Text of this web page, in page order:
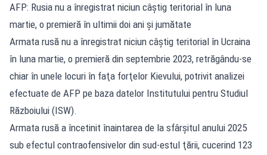
AFP: Rusia nu a înregistrat niciun câştig teritorial în luna
martie, o premieră în ultimii doi ani şi jumătate
Armata rusă nu a înregistrat niciun câştig teritorial în Ucraina
în luna martie, o premieră din septembrie 2023, retrăgându-se
chiar în unele locuri în faţa forţelor Kievului, potrivit analizei
efectuate de AFP pe baza datelor Institutului pentru Studiul
Războiului (ISW).
Armata rusă a încetinit înaintarea de la sfârşitul anului 2025
sub efectul contraofensivelor din sud-estul ţării, cucerind 123